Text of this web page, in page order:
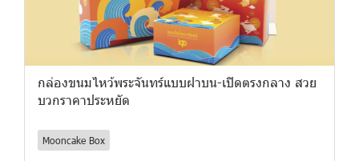
กล่องขนมไหว้พระจันทร์แบบฝาบน-เปิดตรงกลาง สวย
บวกราคาประหยัด
Mooncake Box